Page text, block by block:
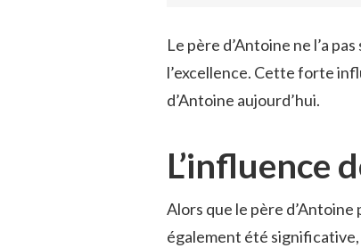
Le père d’Antoine ne l’a
l’excellence. Cette forte
d’Antoine aujourd’hui.
L’influence
Alors que le père d’Antoine
également été